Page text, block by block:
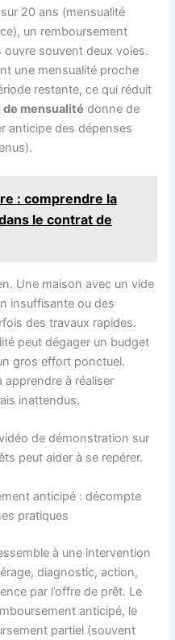
20 ans (mensualité
un remboursement
souvent deux voies.
une mensualité proche
restante, ce qui réduit
mensualité donne de
anticipe des dépenses
: comprendre la
le contrat de
Une maison avec un vide
insuffisante ou des
des travaux rapides.
peut dégager un budget
gros effort ponctuel.
apprendre à réaliser
inattendus.
de démonstration sur
peut aider à se repérer.
anticipé : décompte
pratiques
à une intervention
diagnostic, action,
par l’offre de prêt. Le
anticipé, le
partiel (souvent